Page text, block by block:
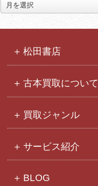
ア
ー
松田書店
古本買取について
買取ジャンル
サービス紹介
BLOG